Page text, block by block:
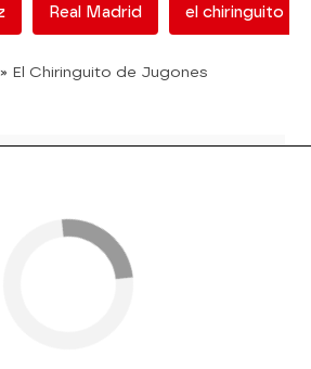
Real Madrid el chiringuito
» El Chiringuito de Jugones